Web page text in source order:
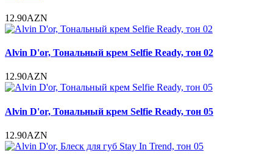
12.90AZN
Alvin D'or, Тональный крем Selfie Ready, тон 02
12.90AZN
Alvin D'or, Тональный крем Selfie Ready, тон 05
12.90AZN